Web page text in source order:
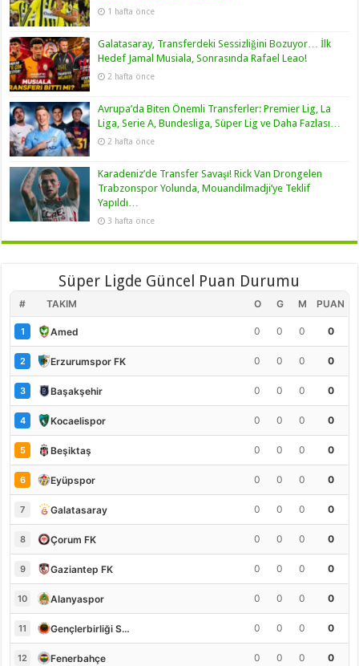
1 hafta önce
Galatasaray, Transferdeki Sessizliğini Bozuyor… İlk
Hedef Jamal Musiala, Sonrasında Rafael Leao!
2 hafta önce
Avrupa’da Biten Önemli Transferler: Premier Lig, La
Liga, Serie A, Bundesliga, Süper Lig ve Daha Fazlası…
2 hafta önce
Karadeniz’de Transfer Savaşı! Rick Van Drongelen
Trabzonspor Yolunda, Mouandilmadji’ye Teklif
Yapıldı…
3 hafta önce
Süper Ligde Güncel Puan Durumu
# TAKIM O G M PUAN
1 Amed 0 0 0 0
2 Erzurumspor FK 0 0 0 0
3 Başakşehir 0 0 0 0
4 Kocaelispor 0 0 0 0
5 Beşiktaş 0 0 0 0
6 Eyüpspor 0 0 0 0
7 Galatasaray 0 0 0 0
8 Çorum FK 0 0 0 0
9 Gaziantep FK 0 0 0 0
10 Alanyaspor 0 0 0 0
11 Gençlerbirliği S.K. 0 0 0 0
12 Fenerbahçe 0 0 0 0